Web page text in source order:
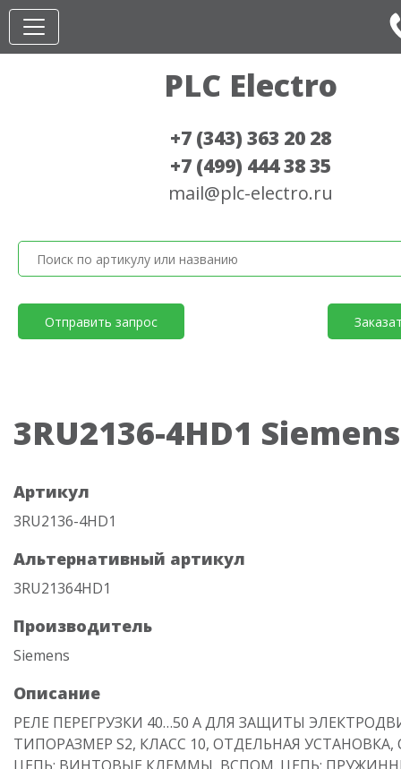
PLC Electro
+7 (343) 363 20 28
+7 (499) 444 38 35
mail@plc-electro.ru
Отправить запрос
3RU2136-4HD1 Siemens
Артикул
3RU2136-4HD1
Альтернативный артикул
3RU21364HD1
Производитель
Siemens
Описание
РЕЛЕ ПЕРЕГРУЗКИ 40…50 A ДЛЯ ЗАЩИТЫ
ТИПОРАЗМЕР S2, КЛАСС 10, ОТДЕЛЬНАЯ